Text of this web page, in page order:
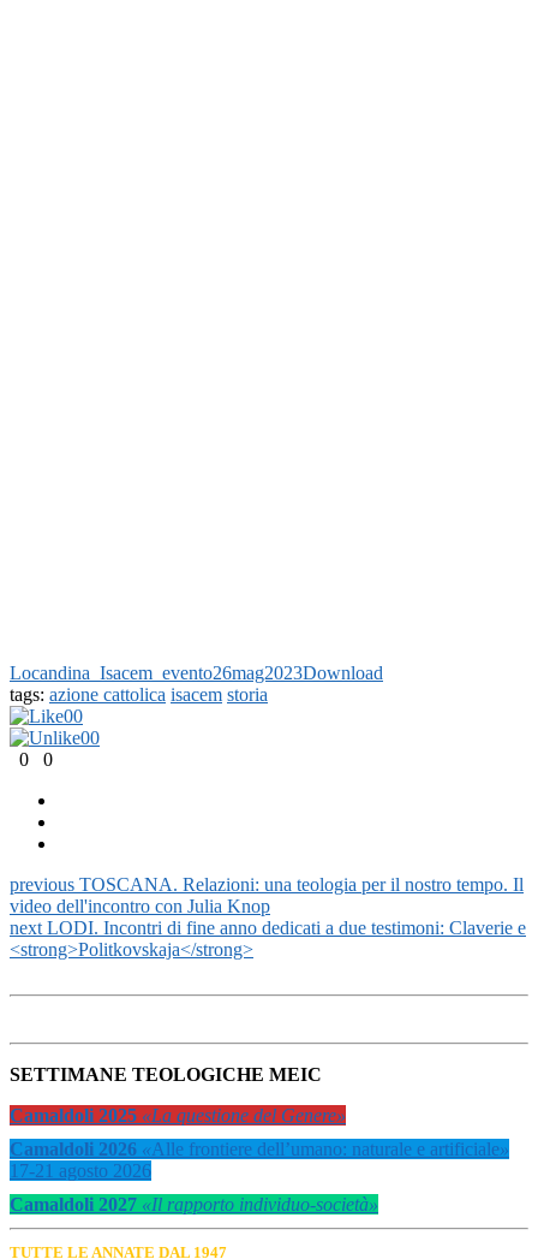
Locandina_Isacem_evento26mag2023Download
tags: azione cattolica isacem storia
00
00
0
0
previous TOSCANA. Relazioni: una teologia per il nostro tempo. Il
video dell'incontro con Julia Knop
next LODI. Incontri di fine anno dedicati a due testimoni: Claverie e
<strong>Politkovskaja</strong>
SETTIMANE TEOLOGICHE MEIC
Camaldoli 2025 «La questione del Genere»
Camaldoli 2026 «Alle frontiere dell’umano: naturale e artificiale»
17-21 agosto 2026
Camaldoli 2027 «Il rapporto individuo-società»
TUTTE LE ANNATE DAL 1947